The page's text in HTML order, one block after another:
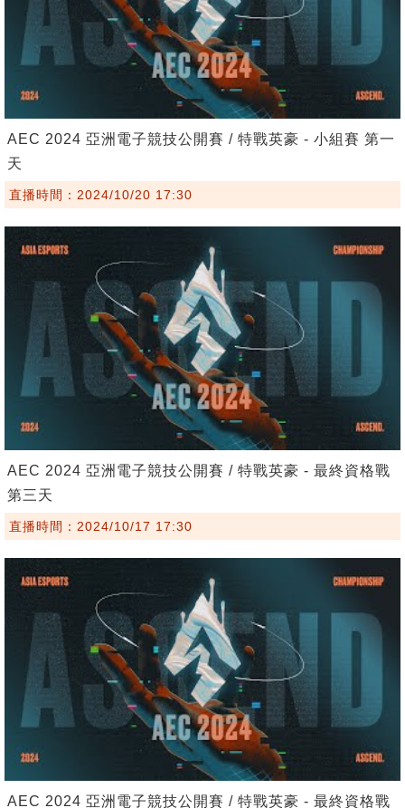
AEC 2024 亞洲電子競技公開賽 / 特戰英豪 - 小組賽 第一
天
直播時間：2024/10/20 17:30
AEC 2024 亞洲電子競技公開賽 / 特戰英豪 - 最終資格戰
第三天
直播時間：2024/10/17 17:30
AEC 2024 亞洲電子競技公開賽 / 特戰英豪 - 最終資格戰